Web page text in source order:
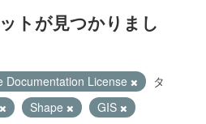
トが見つかりまし
Documentation License
タ
Shape
GIS